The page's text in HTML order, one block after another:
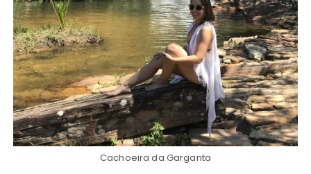
Cachoeira da Garganta